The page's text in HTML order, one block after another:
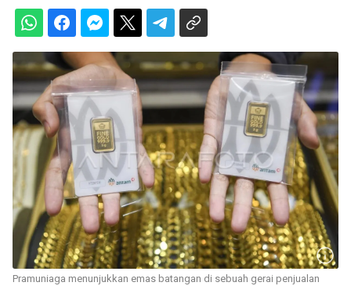
Pramuniaga menunjukkan emas batangan di sebuah gerai penjualan